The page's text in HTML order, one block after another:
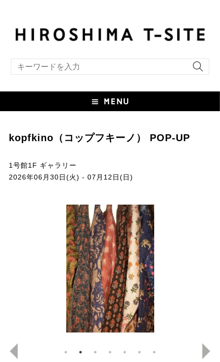
kopfkino（コップフキーノ） POP-UP
1号館1F ギャラリー
2026年06月30日(火) - 07月12日(日)